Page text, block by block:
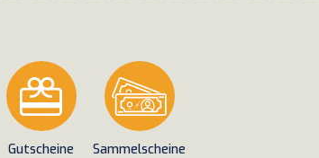
Gutscheine Sammelscheine